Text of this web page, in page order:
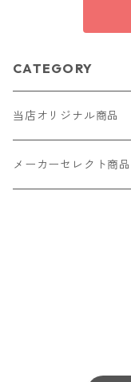
CATEGORY
当店オリジナル商品
レザー（革）
メーカーセレクト商品